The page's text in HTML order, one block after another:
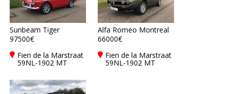
Sunbeam Tiger
97500€
Fien de la Marstraat
59NL-1902 MT
Alfa Romeo Montreal
66000€
Fien de la Marstraat
59NL-1902 MT